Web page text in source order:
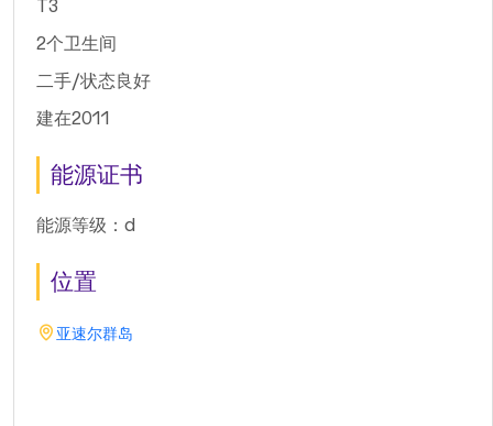
T3
2个卫生间
二手/状态良好
建在2011
能源证书
能源等级：d
位置
亚速尔群岛